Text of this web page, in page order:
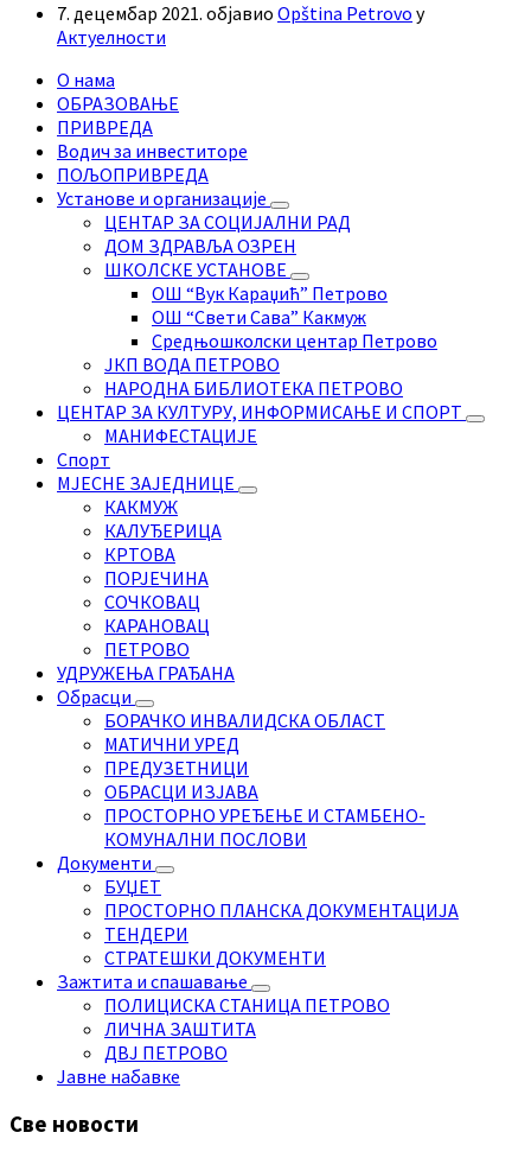
7. децембар 2021. објавио Opština Petrovo у
Актуелности
О нама
ОБРАЗОВАЊЕ
ПРИВРЕДА
Водич за инвеститоре
ПОЉОПРИВРЕДА
Установе и организације
ЦЕНТАР ЗА СОЦИЈАЛНИ РАД
ДОМ ЗДРАВЉА ОЗРЕН
ШКОЛСКЕ УСТАНОВЕ
ОШ “Вук Караџић” Петрово
ОШ “Свети Сава” Какмуж
Средњошколски центар Петрово
ЈКП ВОДА ПЕТРОВО
НАРОДНА БИБЛИОТЕКА ПЕТРОВО
ЦЕНТАР ЗА КУЛТУРУ, ИНФОРМИСАЊЕ И СПОРТ
МАНИФЕСТАЦИЈЕ
Спорт
МЈЕСНЕ ЗАЈЕДНИЦЕ
КАКМУЖ
КАЛУЂЕРИЦА
КРТОВА
ПОРЈЕЧИНА
СОЧКОВАЦ
КАРАНОВАЦ
ПЕТРОВО
УДРУЖЕЊА ГРАЂАНА
Обрасци
БОРАЧКО ИНВАЛИДСКА ОБЛАСТ
МАТИЧНИ УРЕД
ПРЕДУЗЕТНИЦИ
ОБРАСЦИ ИЗЈАВА
ПРОСТОРНО УРЕЂЕЊЕ И СТАМБЕНО-
КОМУНАЛНИ ПОСЛОВИ
Документи
БУЏЕТ
ПРОСТОРНО ПЛАНСКА ДОКУМЕНТАЦИЈА
ТЕНДЕРИ
СТРАТЕШКИ ДОКУМЕНТИ
Зажтита и спашавање
ПОЛИЦИСКА СТАНИЦА ПЕТРОВО
ЛИЧНА ЗАШТИТА
ДВЈ ПЕТРОВО
Јавне набавке
Све новости